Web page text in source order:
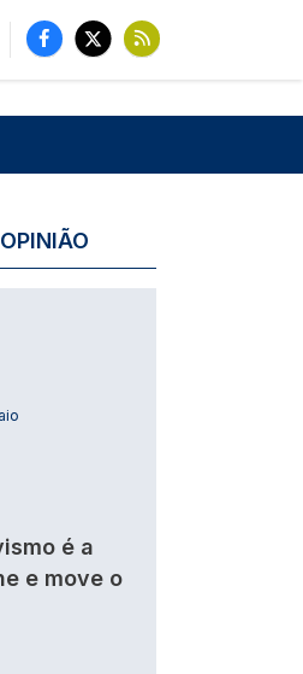
é a
e move o